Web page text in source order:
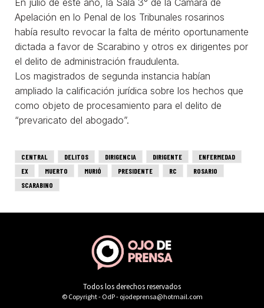
Todos los derechos reservados
© Copyright - OdP - ojodeprensa@hotmail.com